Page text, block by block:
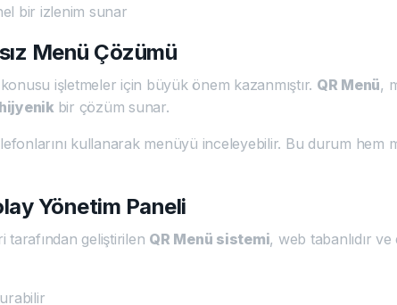
bir izlenim sunar
Menü Çözümü
işletmeler için büyük önem kazanmıştır. QR Menü,
bir çözüm sunar.
kullanarak menüyü inceleyebilir. Bu durum hem
Yönetim Paneli
tarafından geliştirilen QR Menü sistemi, web tabanlıdır